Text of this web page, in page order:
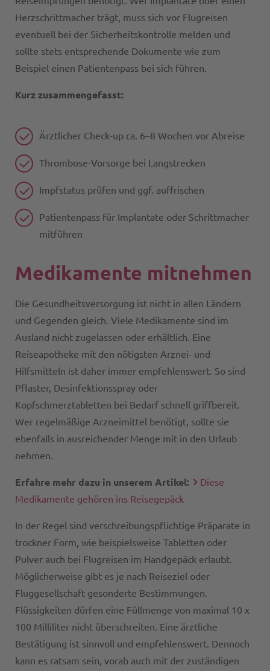
Herzschrittmacher trägt, muss sich vor Flugreisen
eventuell bei der Sicherheitskontrolle melden und
sollte stets entsprechende Dokumente wie zum
Beispiel einen Patientenpass bei sich führen.
Kurz zusammengefasst:
Ärztlicher Check-up ca. 6–8 Wochen vor Abreise
Thrombose-Vorsorge bei Langstrecken
Impfstatus prüfen und ggf. auffrischen
Patientenpass für Implantate oder Schrittmacher
mitführen
Medikamente mitnehmen
Die Gesundheitsversorgung ist nicht in allen Ländern
und Gegenden gleich. Viele Medikamente sind im
Ausland nicht zugelassen oder erhältlich. Eine
Reiseapotheke mit den nötigsten Arznei- und
Hilfsmitteln ist daher immer empfehlenswert. So sind
Pflaster, Desinfektionsspray oder
Kopfschmerztabletten bei Bedarf schnell griffbereit.
Wer regelmäßige Arzneimittel benötigt, sollte sie
ebenfalls in ausreichender Menge mit in den Urlaub
nehmen.
Erfahre mehr dazu in unserem Artikel:
Diese
Medikamente gehören ins Reisegepäck
In der Regel sind verschreibungspflichtige Präparate in
trockner Form, wie beispielsweise Tabletten oder
Pulver auch bei Flugreisen im Handgepäck erlaubt.
Möglicherweise gibt es je nach Reiseziel oder
Fluggesellschaft gesonderte Bestimmungen.
Flüssigkeiten dürfen eine Füllmenge von maximal 10 x
100 Milliliter nicht überschreiten. Eine ärztliche
Bestätigung ist sinnvoll und empfehlenswert. Dennoch
kann es ratsam sein, vorab auch mit der zuständigen